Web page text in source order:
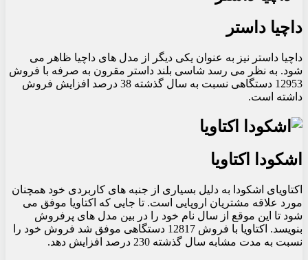
داچیا داستر
داچیا داستر نیز به عنوان یکی دیگر از مدل های داچیا ظاهر می
شود. به نظر می رسد شاسی بلند داستر مقرون به صرفه با فروش
12953 دستگاهی نسبت به سال گذشته 38 درصد افزایش فروش
داشته است.
اشکودا اکتاویا
اکتاویای اشکودا به دلیل بسیاری از جنبه های کاربردی خود همچنان
مورد علاقه مشتریان اروپایی است. تا جایی که اکتاویا موفق می
شود تا این موقع از سال نام خود را در بین مدل های پرفروش
بنویسد. اکتاویا با فروش 12817 دستگاهی موفق شد فروش خود را
نسبت به مدت مشابه سال گذشته 230 درصد افزایش دهد.